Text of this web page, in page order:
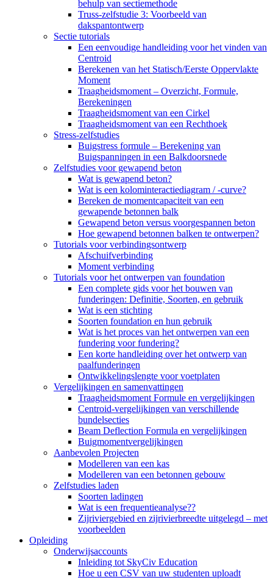
behulp van sectiemethode
Truss-zelfstudie 3: Voorbeeld van
dakspantontwerp
Sectie tutorials
Een eenvoudige handleiding voor het vinden van
Centroid
Berekenen van het Statisch/Eerste Oppervlakte
Moment
Traagheidsmoment – ​​Overzicht, Formule,
Berekeningen
Traagheidsmoment van een Cirkel
Traagheidsmoment van een Rechthoek
Stress-zelfstudies
Buigstress formule – Berekening van
Buigspanningen in een Balkdoorsnede
Zelfstudies voor gewapend beton
Wat is gewapend beton?
Wat is een kolominteractiediagram / -curve?
Bereken de momentcapaciteit van een
gewapende betonnen balk
Gewapend beton versus voorgespannen beton
Hoe gewapend betonnen balken te ontwerpen?
Tutorials voor verbindingsontwerp
Afschuifverbinding
Moment verbinding
Tutorials voor het ontwerpen van foundation
Een complete gids voor het bouwen van
funderingen: Definitie, Soorten, en gebruik
Wat is een stichting
Soorten foundation en hun gebruik
Wat is het proces van het ontwerpen van een
fundering voor fundering?
Een korte handleiding over het ontwerp van
paalfunderingen
Ontwikkelingslengte voor voetplaten
Vergelijkingen en samenvattingen
Traagheidsmoment Formule en vergelijkingen
Centroid-vergelijkingen van verschillende
bundelsecties
Beam Deflection Formula en vergelijkingen
Buigmomentvergelijkingen
Aanbevolen Projecten
Modelleren van een kas
Modelleren van een betonnen gebouw
Zelfstudies laden
Soorten ladingen
Wat is een frequentieanalyse??
Zijriviergebied en zijrivierbreedte uitgelegd – met
voorbeelden
Opleiding
Onderwijsaccounts
Inleiding tot SkyCiv Education
Hoe u een CSV van uw studenten uploadt